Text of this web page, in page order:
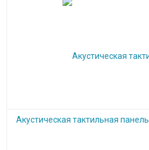
Акустическая тактильная панель